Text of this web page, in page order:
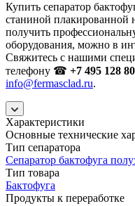
Купить сепаратор
станиной плакированной
получить
оборудования, можно в
Свяжитесь с нашими
телефону ☎ +7 495 128
info@fermasclad.ru.
Характеристики
Основные технические
Тип сепаратора
Сепаратор бактофуга
Тип товара
Бактофуга
Продукты к переработке